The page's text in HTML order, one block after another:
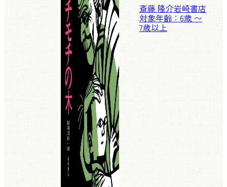
斎藤 隆介岩崎書店
対象年齢：6歳 〜
7歳以上